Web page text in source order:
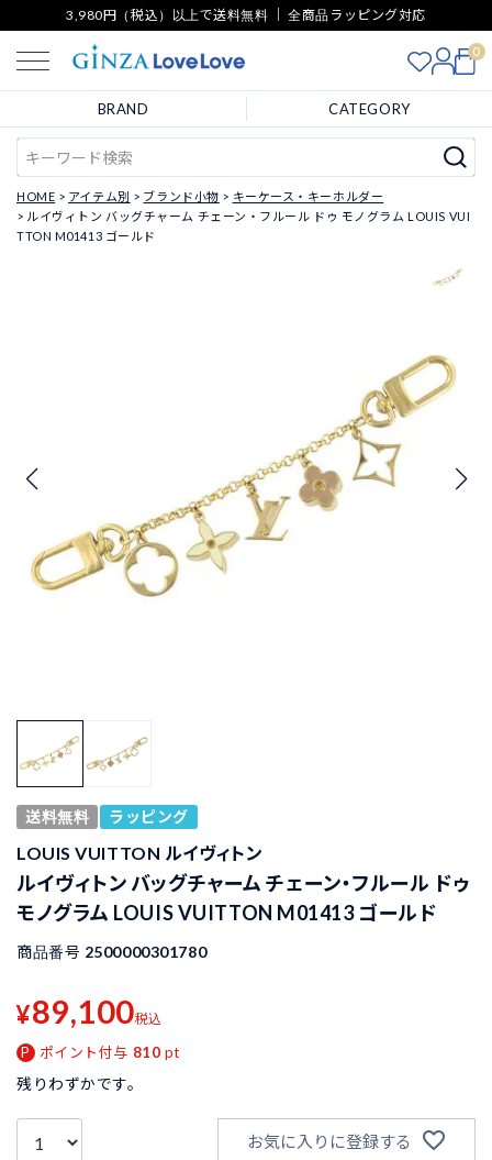
3,980円（税込）以上で送料無料 ｜ 全商品ラッピング対応
0
BRAND CATEGORY
HOME アイテム別 ブランド小物
キーケース・キーホルダー
ルイヴィトン バッグチャーム チェーン・フルール ドゥ モノグラム LOUIS VUI
TTON M01413 ゴールド
送料無料 ラッピング
LOUIS VUITTON ルイヴィトン
ルイヴィトン バッグチャーム チェーン・フルール ドゥ
モノグラム LOUIS VUITTON M01413 ゴールド
商品番号 2500000301780
¥89,100税込
ポイント付与 810 pt
残りわずかです。
お気に入りに登録する